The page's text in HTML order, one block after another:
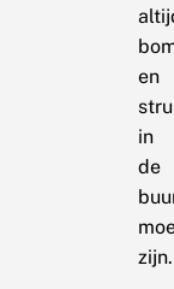
en
in
de
zijn.